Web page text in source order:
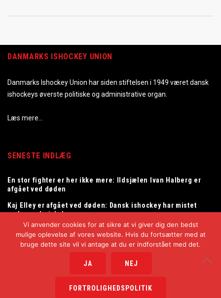
DANMARKS ISHOCKEY UNION
Danmarks Ishockey Union har siden stiftelsen i 1949 været dansk
ishockeys øverste politiske og administrative organ.
Læs mere…
SENESTE INDLÆG
En stor fighter er her ikke mere: Ildsjælen Ivan Halberg er
afgået ved døden
Kaj Elley er afgået ved døden: Dansk ishockey har mistet
en legendarisk dommer
Tommy Samuelsson ny landstræner for herrelandsholdet
Copyright © 2025
Vi anvender cookies for at sikre at vi giver dig den bedst
mulige oplevelse af vores website. Hvis du fortsætter med at
bruge dette site vil vi antage at du er indforstået med det.
JA NEJ
FORTROLIGHEDSPOLITIK